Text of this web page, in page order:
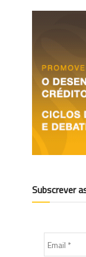
Subscrever